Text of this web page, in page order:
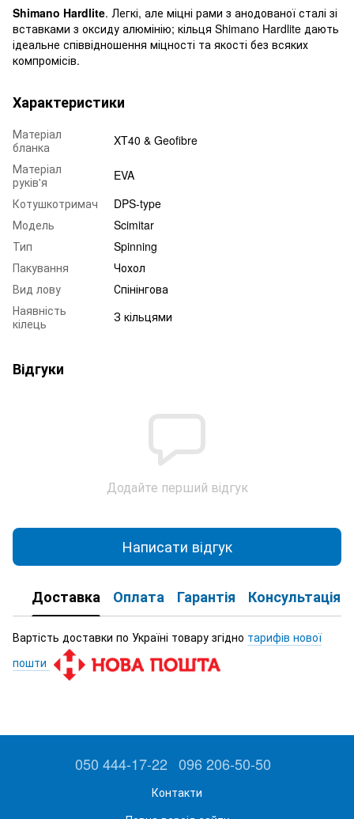
Shimano Hardlite. Легкі, але міцні рами з анодованої сталі зі
вставками з оксиду алюмінію; кільця Shimano Hardlite дають
ідеальне співвідношення міцності та якості без всяких
компромісів.
Характеристики
Матеріал
бланка
XT40 & Geofibre
Матеріал
руків'я
EVA
Котушкотримач
DPS-type
Модель
Scimitar
Тип
Spinning
Пакування
Чохол
Вид лову
Спінінгова
Наявність
кілець
З кільцями
Відгуки
Додайте перший відгук
Написати відгук
Доставка Оплата Гарантія Консультація
Вартість доставки по Україні товару згідно тарифів нової
пошти
050 444-17-22 096 206-50-50
Контакти